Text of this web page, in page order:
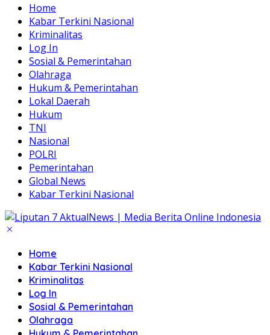
Home
Kabar Terkini Nasional
Kriminalitas
Log In
Sosial & Pemerintahan
Olahraga
Hukum & Pemerintahan
Lokal Daerah
Hukum
TNI
Nasional
POLRI
Pemerintahan
Global News
Kabar Terkini Nasional
Home
Kabar Terkini Nasional
Kriminalitas
Log In
Sosial & Pemerintahan
Olahraga